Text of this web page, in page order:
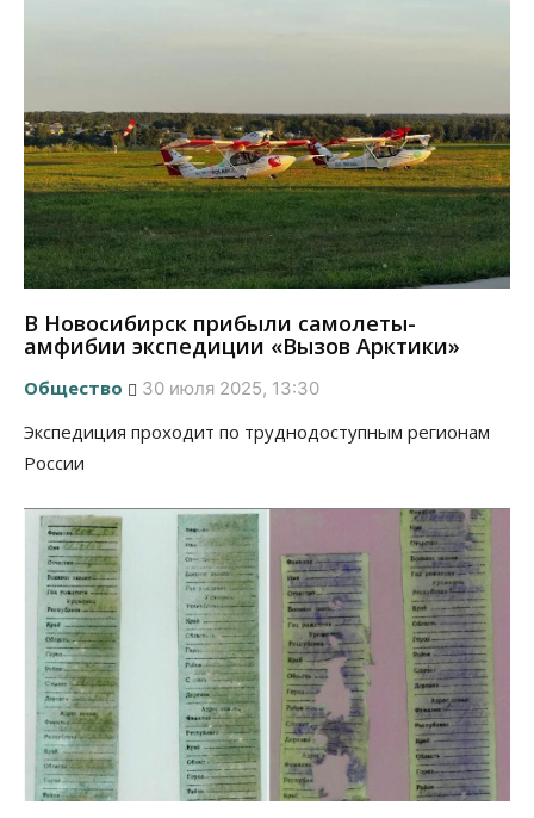
В Новосибирск прибыли самолеты-
амфибии экспедиции «Вызов Арктики»
Общество 30 июля 2025, 13:30
Экспедиция проходит по труднодоступным регионам
России